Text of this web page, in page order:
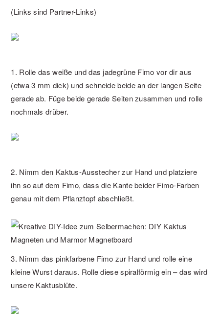
(Links sind Partner-Links)
1. Rolle das weiße und das jadegrüne Fimo vor dir aus
(etwa 3 mm dick) und schneide beide an der langen Seite
gerade ab. Füge beide gerade Seiten zusammen und rolle
nochmals drüber.
2. Nimm den Kaktus-Ausstecher zur Hand und platziere
ihn so auf dem Fimo, dass die Kante beider Fimo-Farben
genau mit dem Pflanztopf abschließt.
3. Nimm das pinkfarbene Fimo zur Hand und rolle eine
kleine Wurst daraus. Rolle diese spiralförmig ein – das wird
unsere Kaktusblüte.